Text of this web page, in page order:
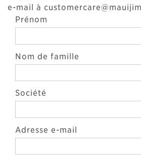
e-mail à
Prénom
Nom de famille
Société
Adresse e-mail